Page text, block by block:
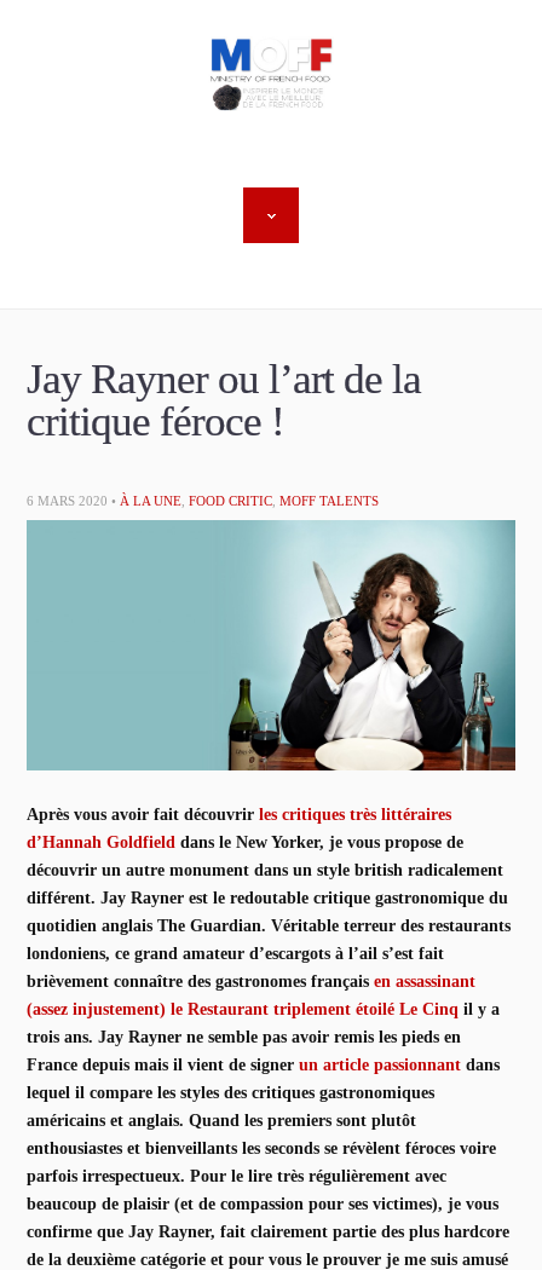
Jay Rayner ou l’art de la
critique féroce !
6 MARS 2020 • À LA UNE ,FOOD CRITIC ,MOFF TALENTS
Après vous avoir fait découvrirles critiques très littéraires
d’Hannah Goldfield dans le New Yorker, je vous propose de
découvrir un autre monument dans un style british radicalement
différent. Jay Rayner est le redoutable critique gastronomique du
quotidien anglais The Guardian. Véritable terreur des restaurants
londoniens, ce grand amateur d’escargots à l’ail s’est fait
brièvement connaître des gastronomes françaisen assassinant
(assez injustement) le Restaurant triplement étoilé Le Cinq il y a
trois ans. Jay Rayner ne semble pas avoir remis les pieds en
France depuis mais il vient de signerun article passionnant dans
lequel il compare les styles des critiques gastronomiques
américains et anglais. Quand les premiers sont plutôt
enthousiastes et bienveillants les seconds se révèlent féroces voire
parfois irrespectueux. Pour le lire très régulièrement avec
beaucoup de plaisir (et de compassion pour ses victimes), je vous
confirme que Jay Rayner, fait clairement partie des plus hardcore
de la deuxième catégorie et pour vous le prouver je me suis amusé